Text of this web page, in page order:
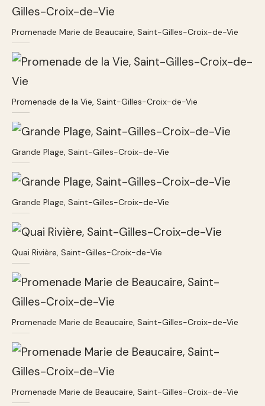
Promenade Marie de Beaucaire, Saint-Gilles-Croix-de-Vie
Promenade de la Vie, Saint-Gilles-Croix-de-Vie
Grande Plage, Saint-Gilles-Croix-de-Vie
Grande Plage, Saint-Gilles-Croix-de-Vie
Quai Rivière, Saint-Gilles-Croix-de-Vie
Promenade Marie de Beaucaire, Saint-Gilles-Croix-de-Vie
Promenade Marie de Beaucaire, Saint-Gilles-Croix-de-Vie